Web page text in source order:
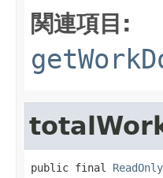
関連項目:
public final